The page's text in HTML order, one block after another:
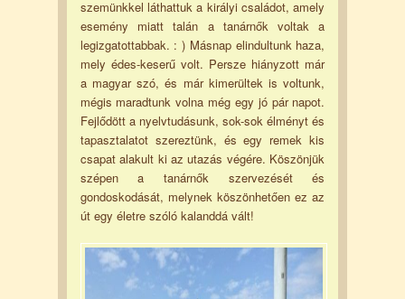
szemünkkel láthattuk a királyi családot, amely
esemény miatt talán a tanárnők voltak a
legizgatottabbak. : ) Másnap elindultunk haza,
mely édes-keserű volt. Persze hiányzott már
a magyar szó, és már kimerültek is voltunk,
mégis maradtunk volna még egy jó pár napot.
Fejlődött a nyelvtudásunk, sok-sok élményt és
tapasztalatot szereztünk, és egy remek kis
csapat alakult ki az utazás végére. Köszönjük
szépen a tanárnők szervezését és
gondoskodását, melynek köszönhetően ez az
út egy életre szóló kalanddá vált!